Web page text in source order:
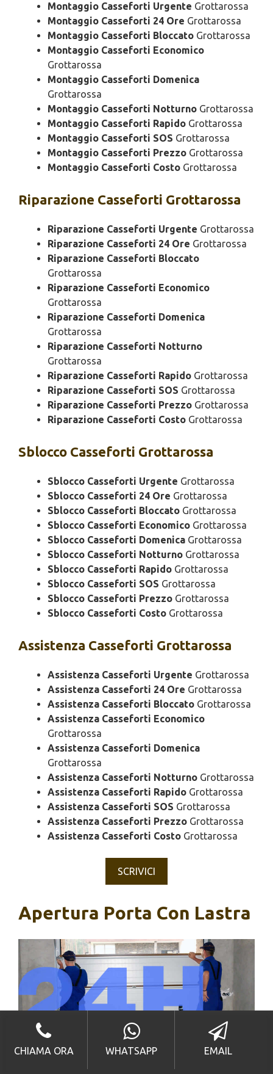
Montaggio Casseforti Urgente Grottarossa
Montaggio Casseforti 24 Ore Grottarossa
Montaggio Casseforti Bloccato Grottarossa
Montaggio Casseforti Economico
Grottarossa
Montaggio Casseforti Domenica
Grottarossa
Montaggio Casseforti Notturno Grottarossa
Montaggio Casseforti Rapido Grottarossa
Montaggio Casseforti SOS Grottarossa
Montaggio Casseforti Prezzo Grottarossa
Montaggio Casseforti Costo Grottarossa
Riparazione Casseforti Grottarossa
Riparazione Casseforti Urgente Grottarossa
Riparazione Casseforti 24 Ore Grottarossa
Riparazione Casseforti Bloccato
Grottarossa
Riparazione Casseforti Economico
Grottarossa
Riparazione Casseforti Domenica
Grottarossa
Riparazione Casseforti Notturno
Grottarossa
Riparazione Casseforti Rapido Grottarossa
Riparazione Casseforti SOS Grottarossa
Riparazione Casseforti Prezzo Grottarossa
Riparazione Casseforti Costo Grottarossa
Sblocco Casseforti Grottarossa
Sblocco Casseforti Urgente Grottarossa
Sblocco Casseforti 24 Ore Grottarossa
Sblocco Casseforti Bloccato Grottarossa
Sblocco Casseforti Economico Grottarossa
Sblocco Casseforti Domenica Grottarossa
Sblocco Casseforti Notturno Grottarossa
Sblocco Casseforti Rapido Grottarossa
Sblocco Casseforti SOS Grottarossa
Sblocco Casseforti Prezzo Grottarossa
Sblocco Casseforti Costo Grottarossa
Assistenza Casseforti Grottarossa
Assistenza Casseforti Urgente Grottarossa
Assistenza Casseforti 24 Ore Grottarossa
Assistenza Casseforti Bloccato Grottarossa
Assistenza Casseforti Economico
Grottarossa
Assistenza Casseforti Domenica
Grottarossa
Assistenza Casseforti Notturno Grottarossa
Assistenza Casseforti Rapido Grottarossa
Assistenza Casseforti SOS Grottarossa
Assistenza Casseforti Prezzo Grottarossa
Assistenza Casseforti Costo Grottarossa
SCRIVICI
Apertura Porta Con Lastra
Grottarossa – Apertura Porta Con Lastra a
Grottarossa
CHIAMA ORA WHATSAPP EMAIL